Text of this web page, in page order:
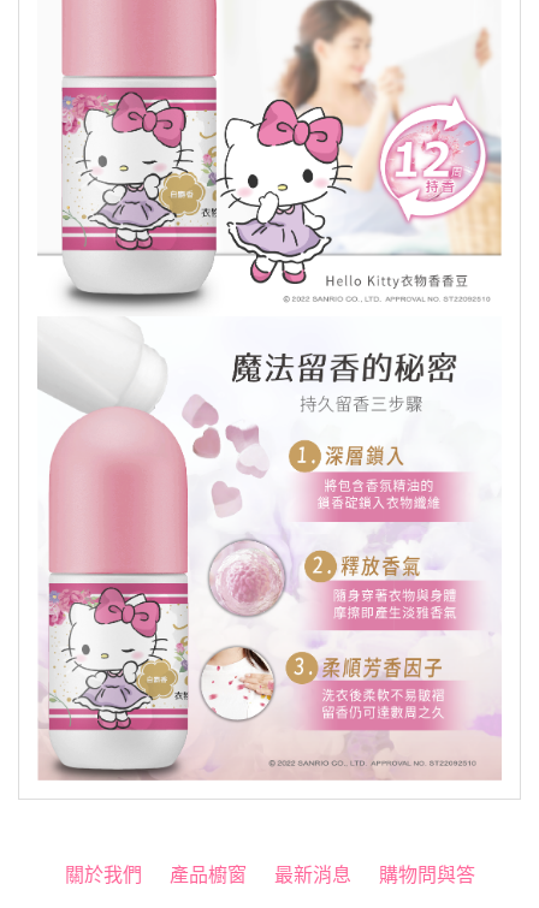
關於我們 產品櫥窗 最新消息 購物問與答